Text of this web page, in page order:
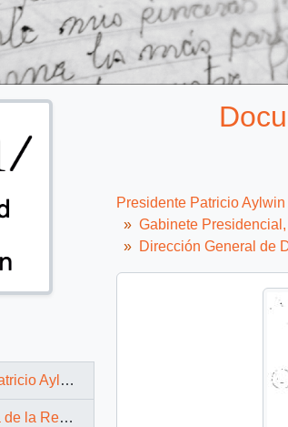
(1990-1994)
1990 – 11 marzo 1994)
Presidente Patricio
Gabinete
Dirección General de